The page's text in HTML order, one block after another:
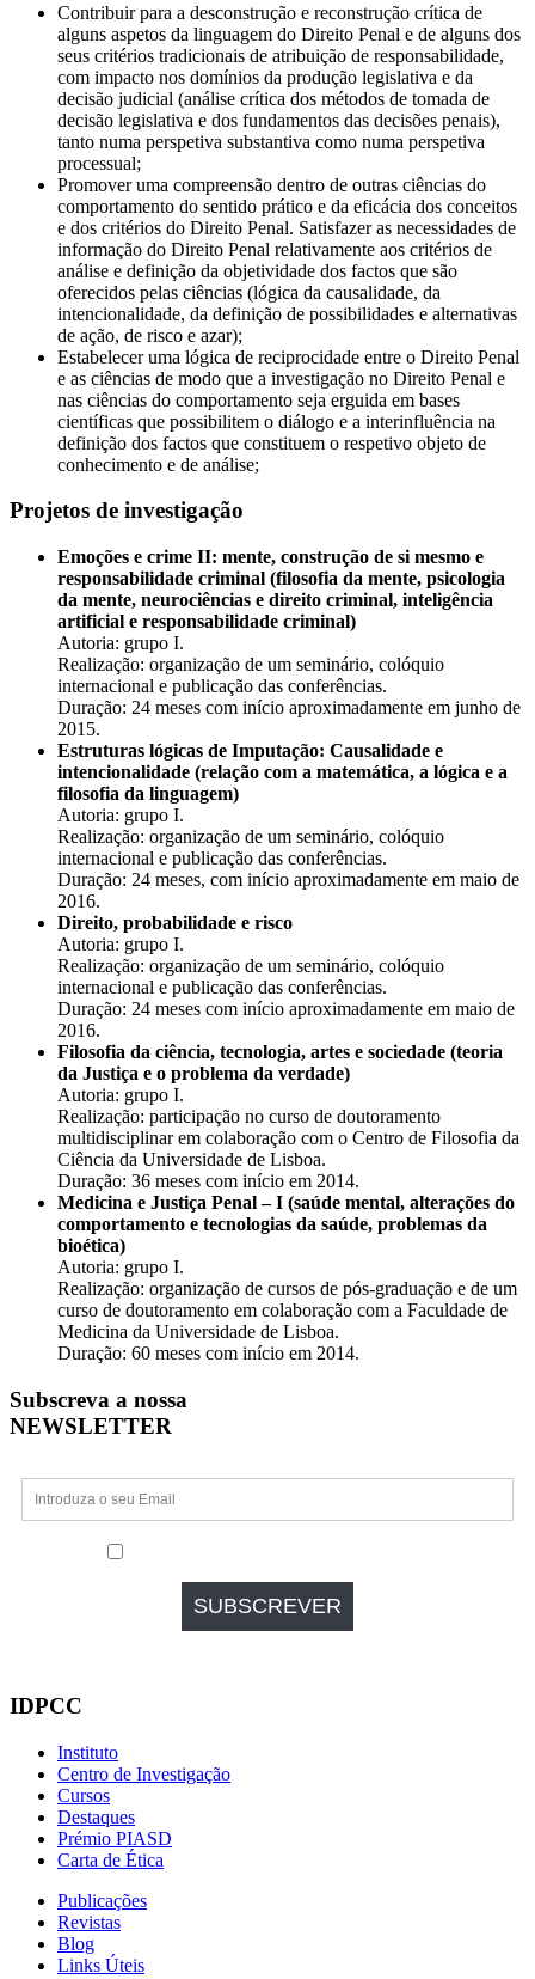
Contribuir para a desconstrução e reconstrução crítica de
alguns aspetos da linguagem do Direito Penal e de alguns dos
seus critérios tradicionais de atribuição de responsabilidade,
com impacto nos domínios da produção legislativa e da
decisão judicial (análise crítica dos métodos de tomada de
decisão legislativa e dos fundamentos das decisões penais),
tanto numa perspetiva substantiva como numa perspetiva
processual;
Promover uma compreensão dentro de outras ciências do
comportamento do sentido prático e da eficácia dos conceitos
e dos critérios do Direito Penal. Satisfazer as necessidades de
informação do Direito Penal relativamente aos critérios de
análise e definição da objetividade dos factos que são
oferecidos pelas ciências (lógica da causalidade, da
intencionalidade, da definição de possibilidades e alternativas
de ação, de risco e azar);
Estabelecer uma lógica de reciprocidade entre o Direito Penal
e as ciências de modo que a investigação no Direito Penal e
nas ciências do comportamento seja erguida em bases
científicas que possibilitem o diálogo e a interinfluência na
definição dos factos que constituem o respetivo objeto de
conhecimento e de análise;
Projetos de investigação
Emoções e crime II: mente, construção de si mesmo e
responsabilidade criminal (filosofia da mente, psicologia
da mente, neurociências e direito criminal, inteligência
artificial e responsabilidade criminal)
Autoria: grupo I.
Realização: organização de um seminário, colóquio
internacional e publicação das conferências.
Duração: 24 meses com início aproximadamente em junho de
2015.
Estruturas lógicas de Imputação: Causalidade e
intencionalidade (relação com a matemática, a lógica e a
filosofia da linguagem)
Autoria: grupo I.
Realização: organização de um seminário, colóquio
internacional e publicação das conferências.
Duração: 24 meses, com início aproximadamente em maio de
2016.
Direito, probabilidade e risco
Autoria: grupo I.
Realização: organização de um seminário, colóquio
internacional e publicação das conferências.
Duração: 24 meses com início aproximadamente em maio de
2016.
Filosofia da ciência, tecnologia, artes e sociedade (teoria
da Justiça e o problema da verdade)
Autoria: grupo I.
Realização: participação no curso de doutoramento
multidisciplinar em colaboração com o Centro de Filosofia da
Ciência da Universidade de Lisboa.
Duração: 36 meses com início em 2014.
Medicina e Justiça Penal – I (saúde mental, alterações do
comportamento e tecnologias da saúde, problemas da
bioética)
Autoria: grupo I.
Realização: organização de cursos de pós-graduação e de um
curso de doutoramento em colaboração com a Faculdade de
Medicina da Universidade de Lisboa.
Duração: 60 meses com início em 2014.
Subscreva a nossa
NEWSLETTER
IDPCC
Instituto
Centro de Investigação
Cursos
Destaques
Prémio PIASD
Carta de Ética
Publicações
Revistas
Blog
Links Úteis